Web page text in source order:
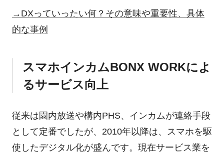
→DXっていったい何？その意味や重要性、具体
的な事例
スマホインカムBONX WORKによ
るサービス向上
従来は園内放送や構内PHS、インカムが連絡手段
として定番でしたが、2010年以降は、スマホを駆
使したデジタル化が盛んです。現在サービス業を